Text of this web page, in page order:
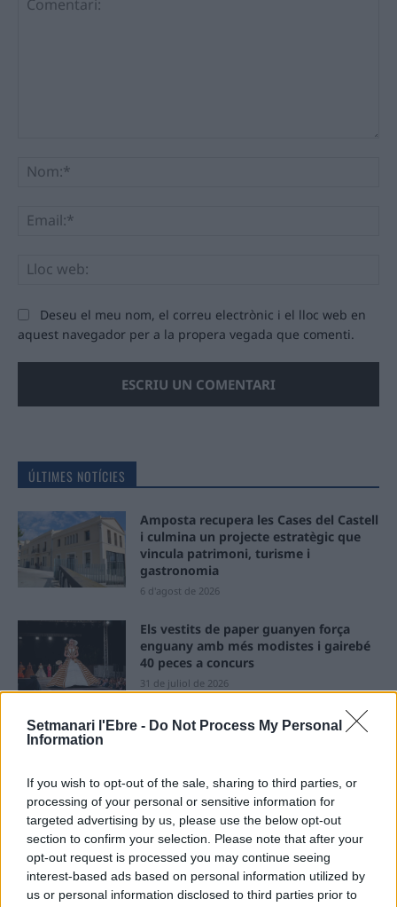
Setmanari l'Ebre - Do Not Process My Personal
Information
If you wish to opt-out of the sale, sharing to third parties, or
processing of your personal or sensitive information for
targeted advertising by us, please use the below opt-out
section to confirm your selection. Please note that after your
opt-out request is processed you may continue seeing
interest-based ads based on personal information utilized by
us or personal information disclosed to third parties prior to
Deseu el meu nom, el correu electrònic i el lloc web en
aquest navegador per a la propera vegada que comenti.
ÚLTIMES NOTÍCIES
Amposta recupera les Cases del Castell
i culmina un projecte estratègic que
vincula patrimoni, turisme i
gastronomia
6 d'agost de 2026
Els vestits de paper guanyen força
enguany amb més modistes i gairebé
40 peces a concurs
31 de juliol de 2026
“L’eclipsi serà una oportunitat també
31 de juliol de 2026
Blaumut lidera el cartell musical de les
31 de juliol de 2026